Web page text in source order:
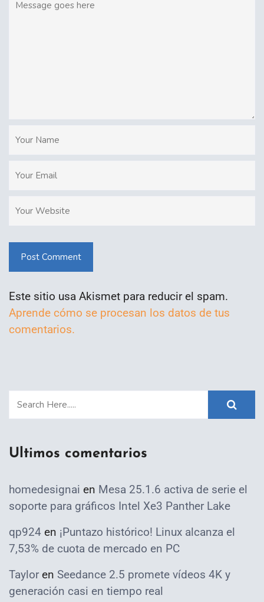
Post Comment
Este sitio usa Akismet para reducir el spam.
Aprende cómo se procesan los datos de tus
comentarios.
Ultimos comentarios
homedesignai en Mesa 25.1.6 activa de serie el
soporte para gráficos Intel Xe3 Panther Lake
qp924 en ¡Puntazo histórico! Linux alcanza el
7,53% de cuota de mercado en PC
Taylor en Seedance 2.5 promete vídeos 4K y
generación casi en tiempo real